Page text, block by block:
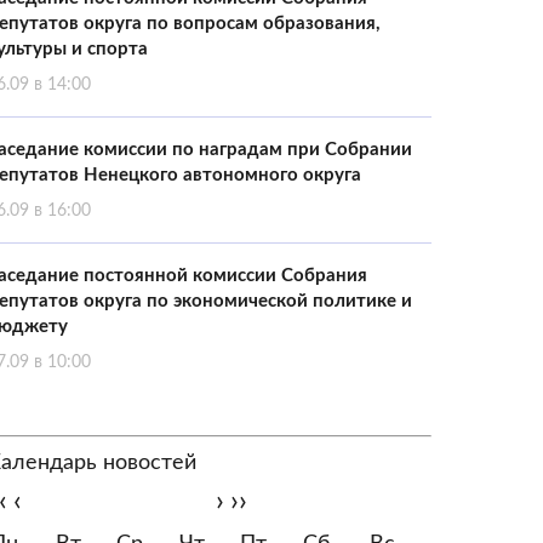
округа по вопросам образования,
и спорта
в 14:00
комиссии по наградам при Собрании
Ненецкого автономного округа
в 16:00
постоянной комиссии Собрания
округа по экономической политике и
в 10:00
новостей
‹ › ››